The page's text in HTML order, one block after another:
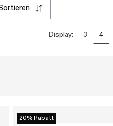
sortieren
Display: 3 4
20% Rabatt